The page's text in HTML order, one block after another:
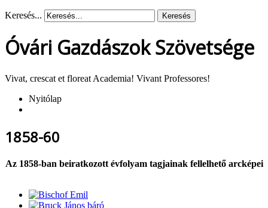
Keresés... Keresés
Óvári Gazdászok Szövetsége
Vivat, crescat et floreat Academia! Vivant Professores!
Nyitólap
1858-60
Az 1858-ban beiratkozott évfolyam tagjainak fellelhető arcképei